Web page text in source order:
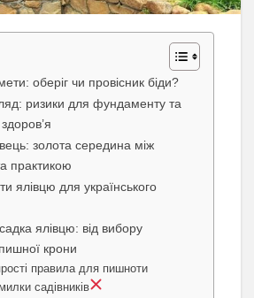
оберіг чи провісник біди?
ризики для фундаменту та
золота середина між
практикою
ялівцю для українського
ялівцю: від вибору
крони
правила для пишноти
садівників